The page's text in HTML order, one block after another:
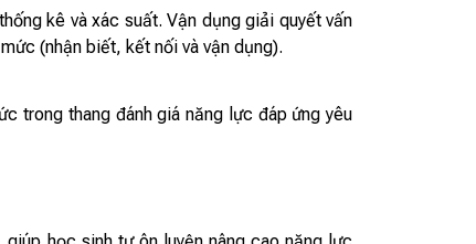
kê và xác suất. Vận dụng giải quyết vấn
(nhận biết, kết nối và vận dụng).
trong thang đánh giá năng lực đáp ứng yêu